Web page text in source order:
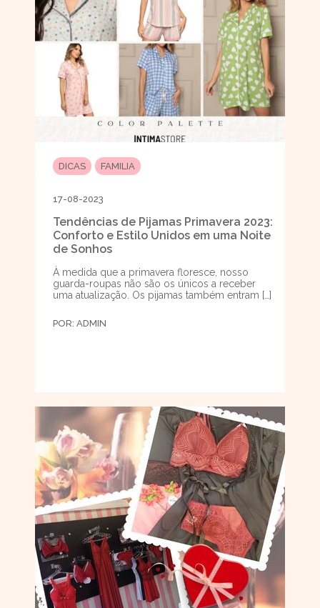
DICAS FAMILIA
17-08-2023
Tendências de Pijamas Primavera 2023:
Conforto e Estilo Unidos em uma Noite
de Sonhos
À medida que a primavera floresce, nosso
guarda-roupas não são os únicos a receber
uma atualização. Os pijamas também entram […]
POR: ADMIN